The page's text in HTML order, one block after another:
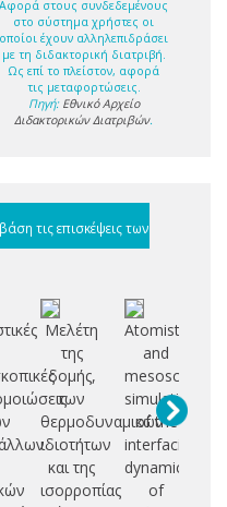
Αφορά στους συνδεδεμένους
στο σύστημα χρήστες οι
οποίοι έχουν αλληλεπιδράσει
με τη διδακτορική διατριβή.
Ως επί το πλείστον, αφορά
τις μεταφορτώσεις.
Πηγή: Εθνικό Αρχείο
Διδακτορικών Διατριβών.
τις επισκέψεις των
Μελέτη
της
δομής,
των
θερμοδυναμικών
ιδιοτήτων
και της
ισορροπίας
Atomistic
and
mesoscopic
simulations
of the
interfacial
dynamics
of